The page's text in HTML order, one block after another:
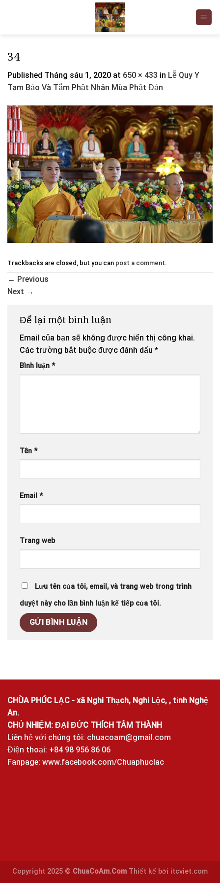
34
Published Tháng sáu 1, 2020 at 650 × 433 in Lễ Quy Y
Tam Bảo Và Tắm Phật Nhân Mùa Phật Đản
Trackbacks are closed, but you can post a comment.
← Previous
Next →
Để lại một bình luận
Email của bạn sẽ không được hiển thị công khai.
Các trường bắt buộc được đánh dấu *
Bình luận *
Tên *
Email *
Trang web
Lưu tên của tôi, email, và trang web trong trình
duyệt này cho lần bình luận kế tiếp của tôi.
CHÙA PHÚC LẠC - xã Nghi Thạch, Nghi Lộc, , tỉnh Nghệ
An.
CHỦ NHIỆM: ĐẠI ĐỨC THÍCH TÂM THÀNH
Liên hệ với chúng tôi: chuacoam@gmail.com
Điện thoại: +84 98 956 86 06
Fanpage: www.facebook.com/Chuaphuclac
Copyright 2025 © ChuaCoAm.Com Thiết kế bởi itcviet.com